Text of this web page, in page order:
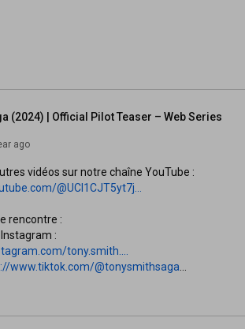
(2024) | Official Pilot Teaser – Web Series
ago
@UCI1CJT5yt7j...
rencontre :
tony.smith....
www.tiktok.com/@tonysmithsaga